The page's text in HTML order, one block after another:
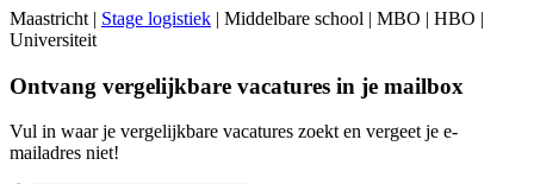
Maastricht | Stage logistiek | Middelbare school | MBO | HBO |
Universiteit
Ontvang vergelijkbare vacatures in je mailbox
Vul in waar je vergelijkbare vacatures zoekt en vergeet je e-
mailadres niet!